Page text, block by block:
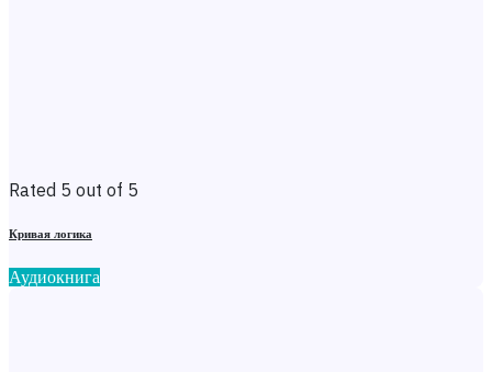
Rated 5 out of 5
Кривая логика
Аудиокнига